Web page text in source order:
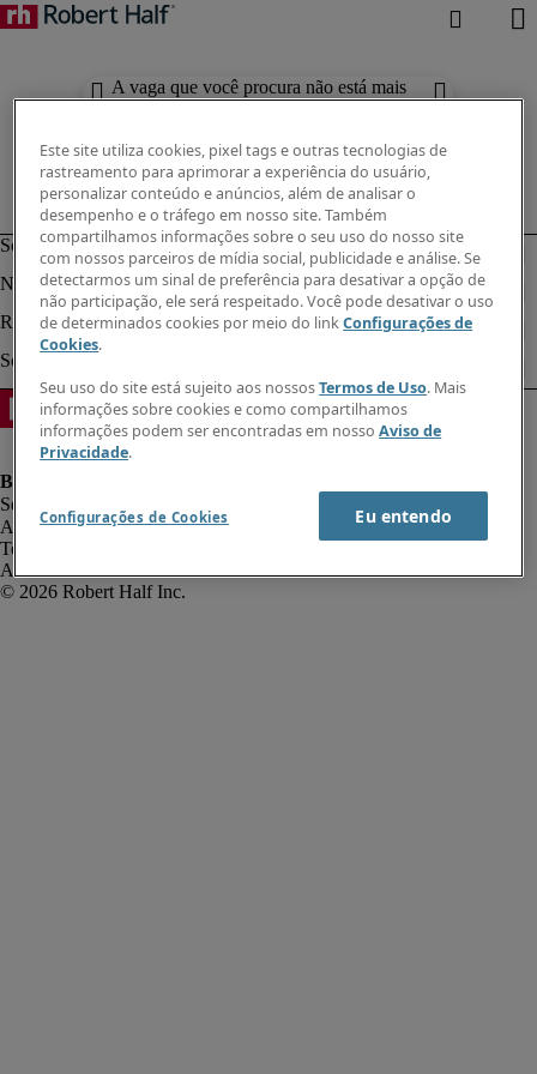
A vaga que você procura não está mais
Aviso de Privacidade
Termos de uso
Alerta de fraude
Este site utiliza cookies, pixel tags e outras tecnologias de
rastreamento para aprimorar a experiência do usuário,
personalizar conteúdo e anúncios, além de analisar o
desempenho e o tráfego em nosso site. Também
compartilhamos informações sobre o seu uso do nosso site
com nossos parceiros de mídia social, publicidade e análise. Se
detectarmos um sinal de preferência para desativar a opção de
não participação, ele será respeitado. Você pode desativar o uso
de determinados cookies por meio do linkConfigurações de
Cookies.
Seu uso do site está sujeito aos nossosTermos de Uso. Mais
informações sobre cookies e como compartilhamos
informações podem ser encontradas em nossoAviso de
Privacidade.
Configurações de Cookies Eu entendo